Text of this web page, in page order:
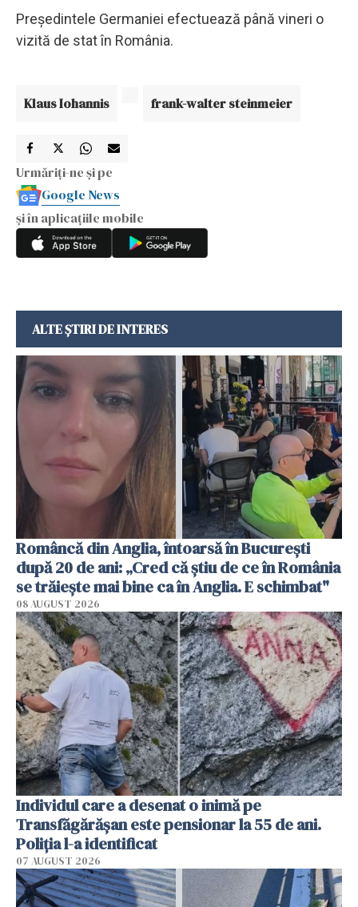
Preşedintele Germaniei efectuează până vineri o
vizită de stat în România.
Klaus Iohannis frank-walter steinmeier
Urmăriți-ne și pe
Google News
și în aplicațiile mobile
ALTE ȘTIRI DE INTERES
Româncă din Anglia, întoarsă în București
după 20 de ani: „Cred că știu de ce în România
se trăiește mai bine ca în Anglia. E schimbat"
08 AUGUST 2026
Individul care a desenat o inimă pe
Transfăgărășan este pensionar la 55 de ani.
Poliția l-a identificat
07 AUGUST 2026